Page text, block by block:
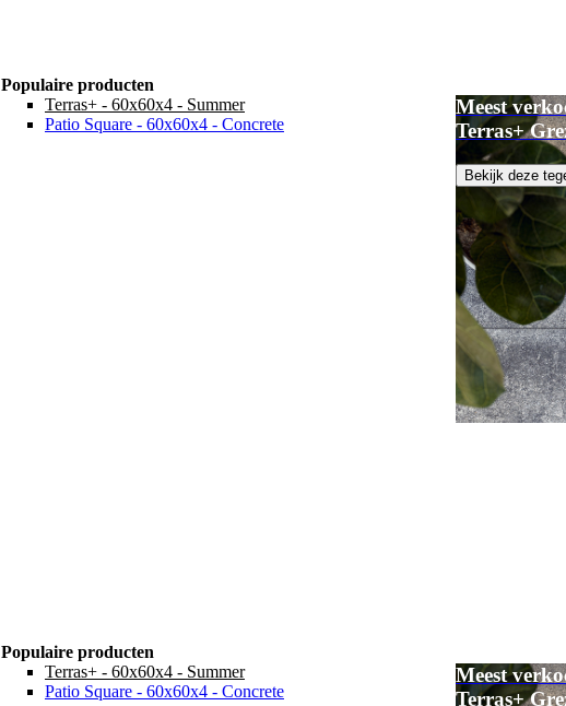
Populaire producten
Terras+ - 60x60x4 - Summer
Patio Square - 60x60x4 - Concrete
Meest
Terras+
Bekijk deze
Populaire producten
Terras+ - 60x60x4 - Summer
Patio Square - 60x60x4 - Concrete
Meest
Terras+